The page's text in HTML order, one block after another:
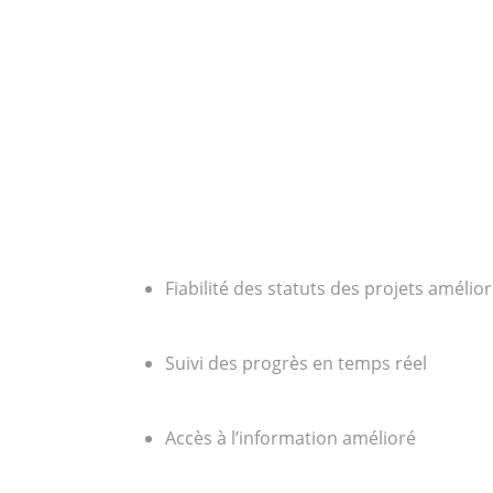
Fiabilité des statuts des projets
Suivi des progrès en temps réel
Accès à l’information amélioré